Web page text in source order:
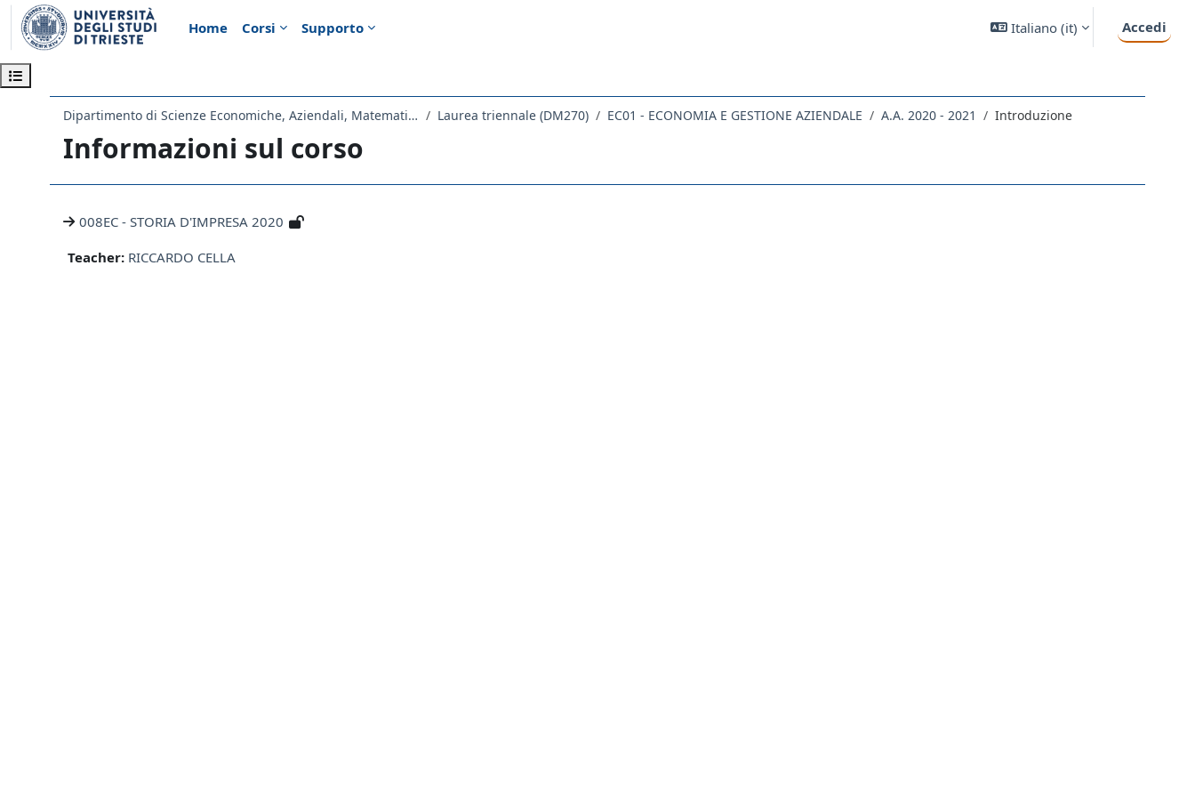
Vai al contenuto principale
Home
Corsi Supporto Italiano ‎(it)‎ Accedi
Apri indice del corso
Dipartimento di Scienze Economiche, Aziendali, Matematiche e Statistiche Laurea triennale (DM270) EC01 - ECONOMIA E GESTIONE AZIENDALE A.A. 2020 - 2021 Introduzione
Informazioni sul corso
008EC - STORIA D'IMPRESA 2020
Teacher: RICCARDO CELLA